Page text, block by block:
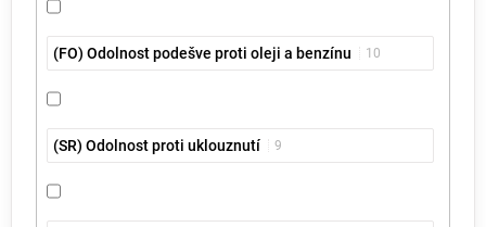
(FO) Odolnost podešve proti oleji a benzínu 10
(SR) Odolnost proti uklouznutí 9